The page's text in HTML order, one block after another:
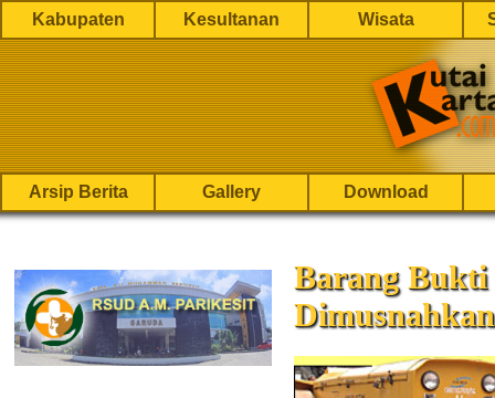
Kabupaten Kesultanan Wisata
Arsip Berita Gallery Download
Barang
Dimusnahkan